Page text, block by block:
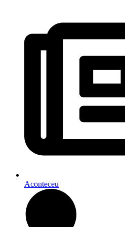
Aconteceu